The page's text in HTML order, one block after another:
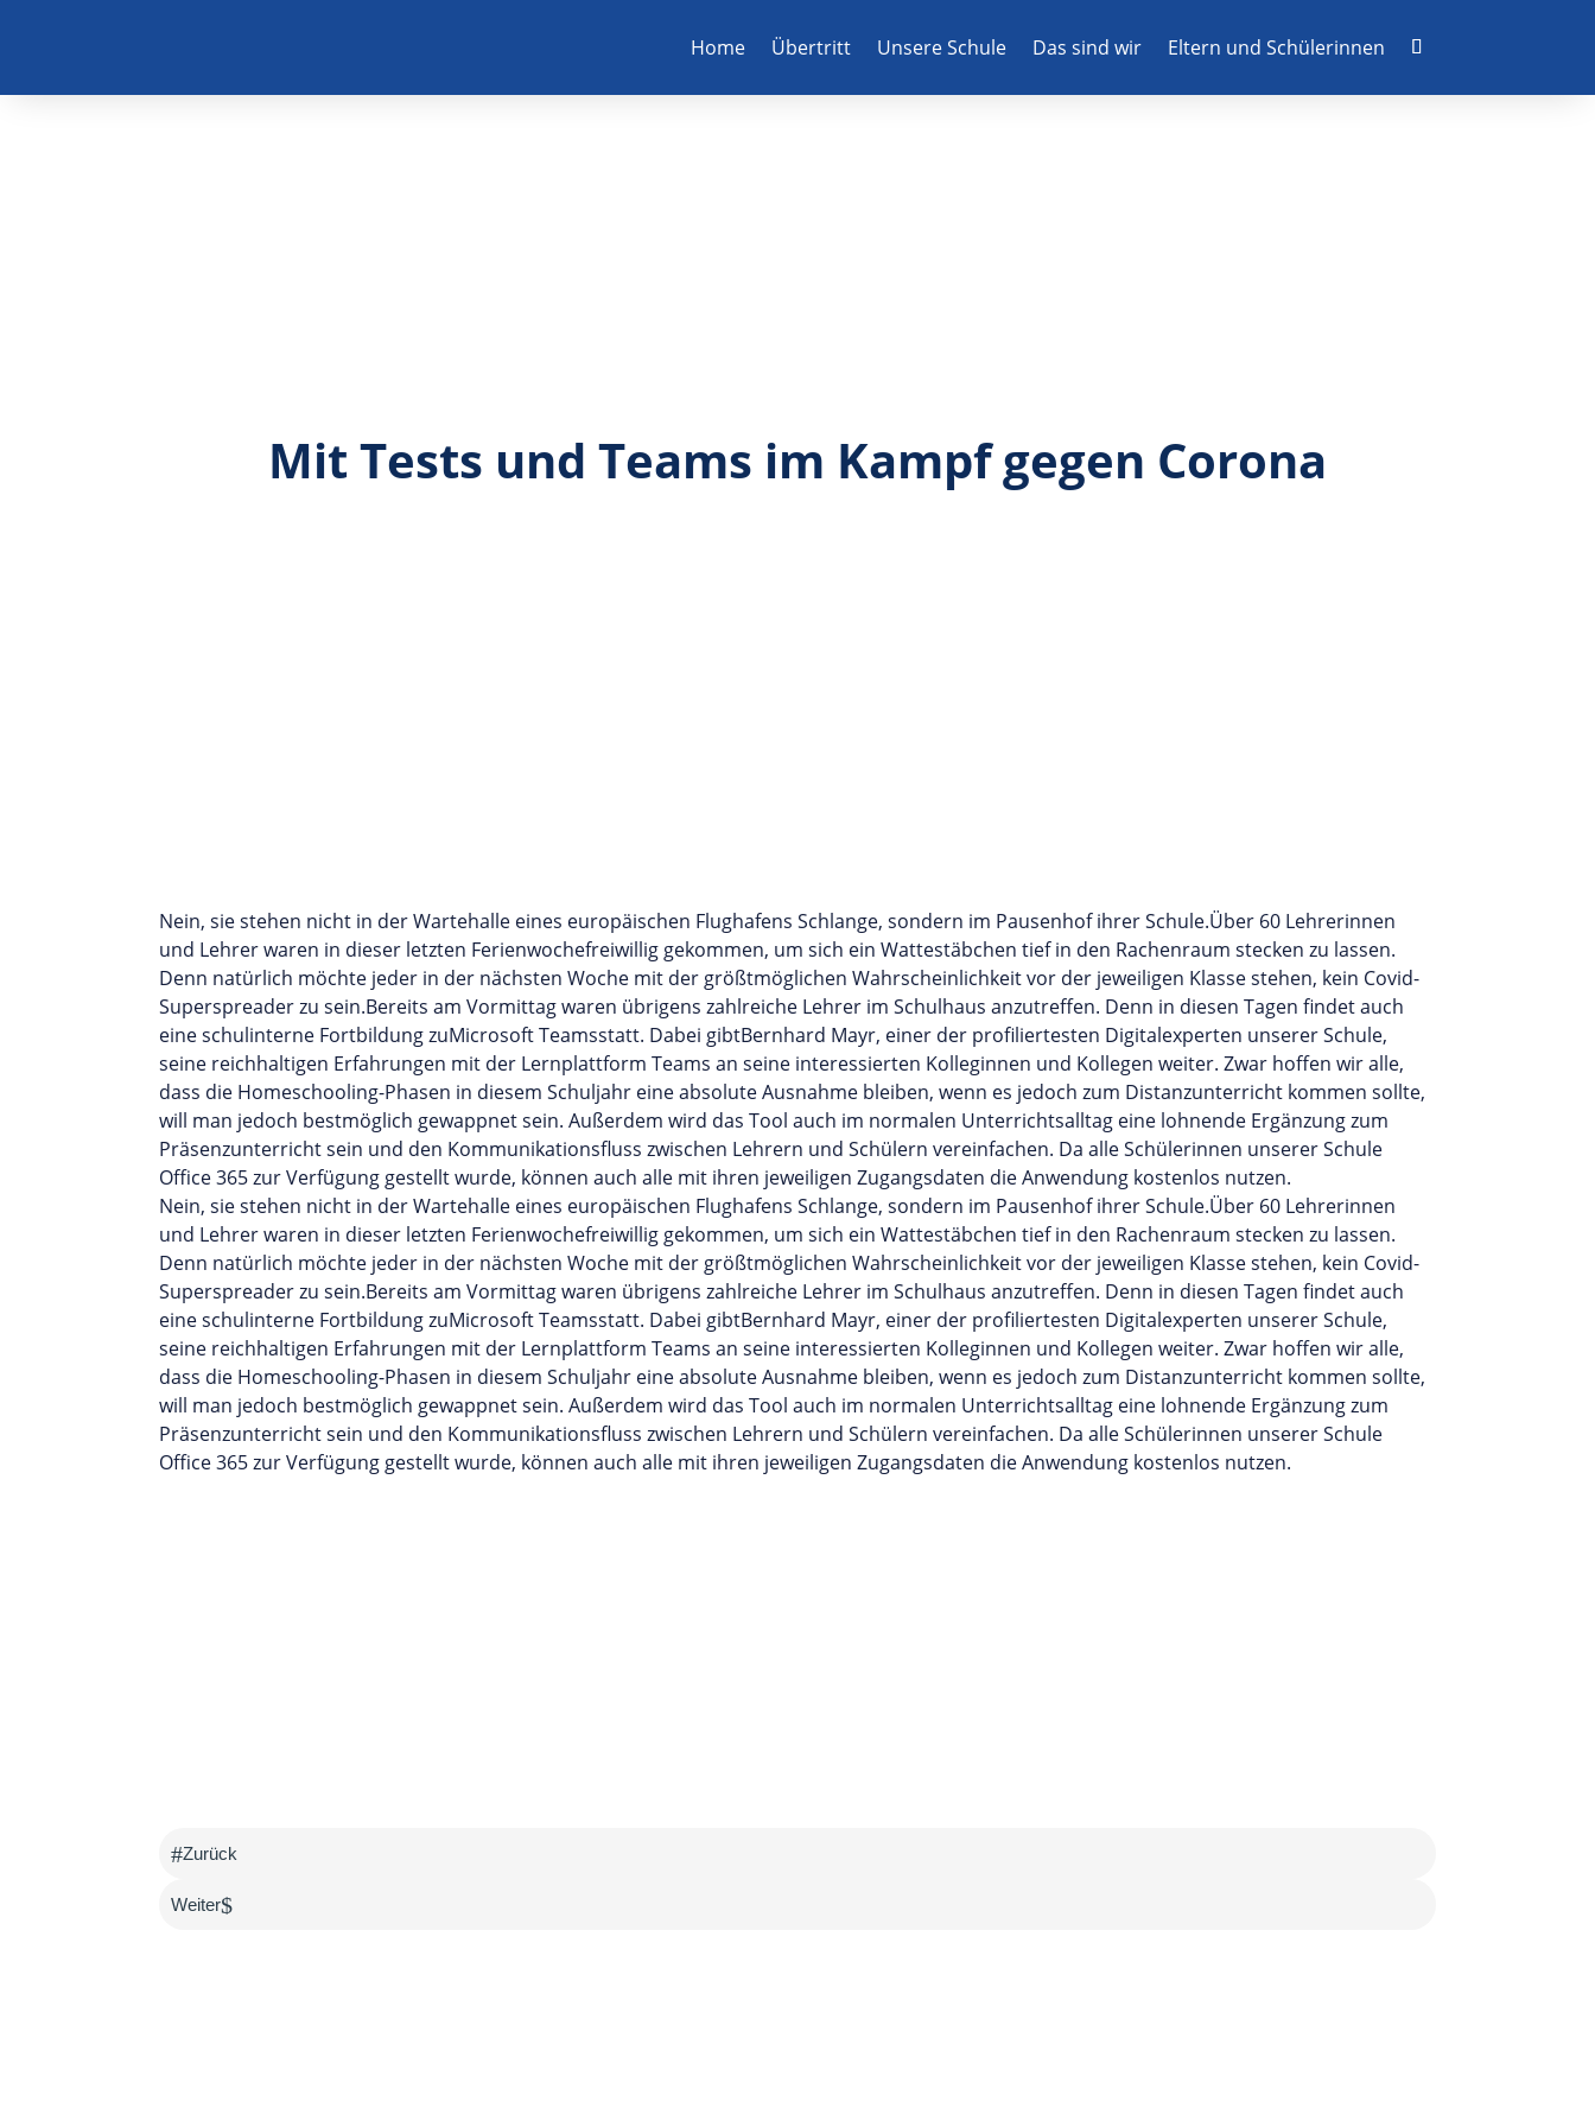
Home Übertritt Unsere Schule Das sind wir Eltern und Schülerinnen
Mit Tests und Teams im Kampf gegen Corona
Nein, sie stehen nicht in der Wartehalle eines europäischen Flughafens Schlange, sondern im Pausenhof ihrer Schule.Über 60 Lehrerinnen
und Lehrer waren in dieser letzten Ferienwochefreiwillig gekommen, um sich ein Wattestäbchen tief in den Rachenraum stecken zu lassen.
Denn natürlich möchte jeder in der nächsten Woche mit der größtmöglichen Wahrscheinlichkeit vor der jeweiligen Klasse stehen, kein Covid-
Superspreader zu sein.Bereits am Vormittag waren übrigens zahlreiche Lehrer im Schulhaus anzutreffen. Denn in diesen Tagen findet auch
eine schulinterne Fortbildung zuMicrosoft Teamsstatt. Dabei gibtBernhard Mayr, einer der profiliertesten Digitalexperten unserer Schule,
seine reichhaltigen Erfahrungen mit der Lernplattform Teams an seine interessierten Kolleginnen und Kollegen weiter. Zwar hoffen wir alle,
dass die Homeschooling-Phasen in diesem Schuljahr eine absolute Ausnahme bleiben, wenn es jedoch zum Distanzunterricht kommen sollte,
will man jedoch bestmöglich gewappnet sein. Außerdem wird das Tool auch im normalen Unterrichtsalltag eine lohnende Ergänzung zum
Präsenzunterricht sein und den Kommunikationsfluss zwischen Lehrern und Schülern vereinfachen. Da alle Schülerinnen unserer Schule
Office 365 zur Verfügung gestellt wurde, können auch alle mit ihren jeweiligen Zugangsdaten die Anwendung kostenlos nutzen.
Nein, sie stehen nicht in der Wartehalle eines europäischen Flughafens Schlange, sondern im Pausenhof ihrer Schule.Über 60 Lehrerinnen
und Lehrer waren in dieser letzten Ferienwochefreiwillig gekommen, um sich ein Wattestäbchen tief in den Rachenraum stecken zu lassen.
Denn natürlich möchte jeder in der nächsten Woche mit der größtmöglichen Wahrscheinlichkeit vor der jeweiligen Klasse stehen, kein Covid-
Superspreader zu sein.Bereits am Vormittag waren übrigens zahlreiche Lehrer im Schulhaus anzutreffen. Denn in diesen Tagen findet auch
eine schulinterne Fortbildung zuMicrosoft Teamsstatt. Dabei gibtBernhard Mayr, einer der profiliertesten Digitalexperten unserer Schule,
seine reichhaltigen Erfahrungen mit der Lernplattform Teams an seine interessierten Kolleginnen und Kollegen weiter. Zwar hoffen wir alle,
dass die Homeschooling-Phasen in diesem Schuljahr eine absolute Ausnahme bleiben, wenn es jedoch zum Distanzunterricht kommen sollte,
will man jedoch bestmöglich gewappnet sein. Außerdem wird das Tool auch im normalen Unterrichtsalltag eine lohnende Ergänzung zum
Präsenzunterricht sein und den Kommunikationsfluss zwischen Lehrern und Schülern vereinfachen. Da alle Schülerinnen unserer Schule
Office 365 zur Verfügung gestellt wurde, können auch alle mit ihren jeweiligen Zugangsdaten die Anwendung kostenlos nutzen.
#Zurück
Weiter$